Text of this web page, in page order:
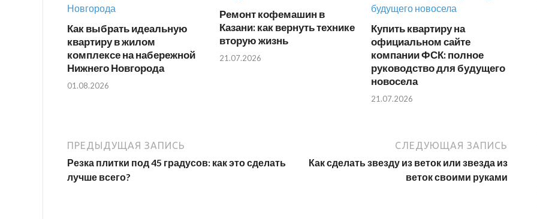
Как выбрать идеальную
квартиру в жилом
комплексе на набережной
Нижнего Новгорода
01.08.2026
Ремонт кофемашин в
Казани: как вернуть технике
вторую жизнь
21.07.2026
Купить квартиру на
официальном сайте
компании ФСК: полное
руководство для будущего
новосела
21.07.2026
ПРЕДЫДУЩАЯ ЗАПИСЬ
Резка плитки под 45 градусов: как это сделать
лучше всего?
СЛЕДУЮЩАЯ ЗАПИСЬ
Как сделать звезду из веток или звезда из
веток своими руками